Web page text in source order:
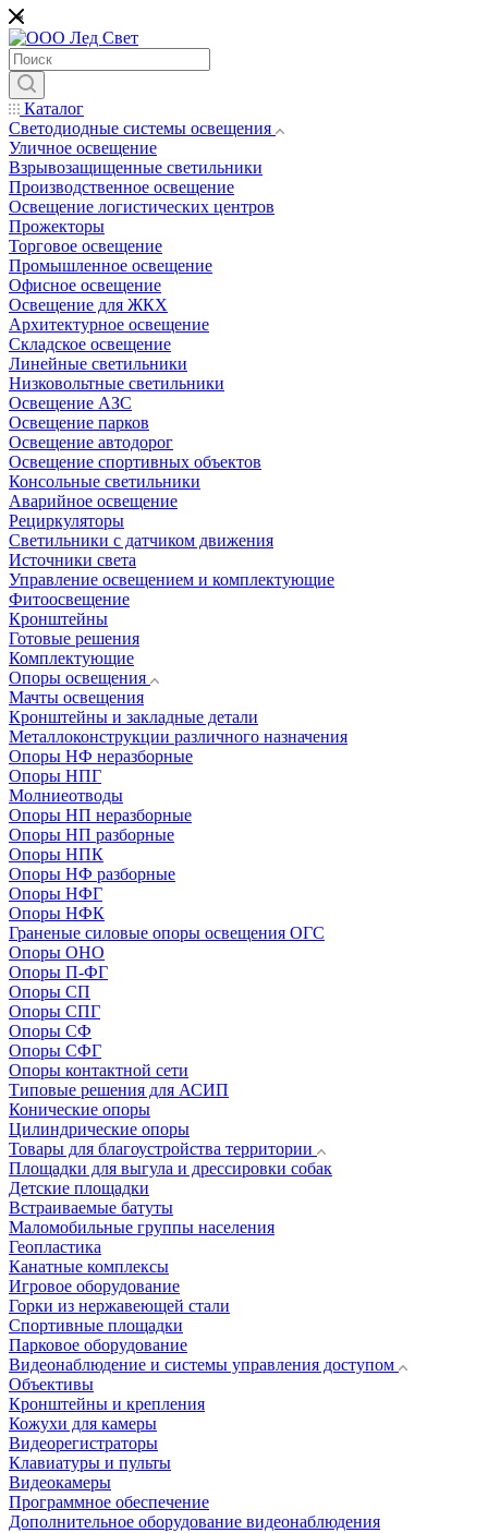
Каталог
Светодиодные системы освещения
Уличное освещение
Взрывозащищенные светильники
Производственное освещение
Освещение логистических центров
Прожекторы
Торговое освещение
Промышленное освещение
Офисное освещение
Освещение для ЖКХ
Архитектурное освещение
Складское освещение
Линейные светильники
Низковольтные светильники
Освещение АЗС
Освещение парков
Освещение автодорог
Освещение спортивных объектов
Консольные светильники
Аварийное освещение
Рециркуляторы
Светильники с датчиком движения
Источники света
Управление освещением и комплектующие
Фитоосвещение
Кронштейны
Готовые решения
Комплектующие
Опоры освещения
Мачты освещения
Кронштейны и закладные детали
Металлоконструкции различного назначения
Опоры НФ неразборные
Опоры НПГ
Молниеотводы
Опоры НП неразборные
Опоры НП разборные
Опоры НПК
Опоры НФ разборные
Опоры НФГ
Опоры НФК
Граненые силовые опоры освещения ОГС
Опоры ОНО
Опоры П-ФГ
Опоры СП
Опоры СПГ
Опоры СФ
Опоры СФГ
Опоры контактной сети
Типовые решения для АСИП
Конические опоры
Цилиндрические опоры
Товары для благоустройства территории
Площадки для выгула и дрессировки собак
Детские площадки
Встраиваемые батуты
Маломобильные группы населения
Геопластика
Канатные комплексы
Игровое оборудование
Горки из нержавеющей стали
Спортивные площадки
Парковое оборудование
Видеонаблюдение и системы управления доступом
Объективы
Кронштейны и крепления
Кожухи для камеры
Видеорегистраторы
Клавиатуры и пульты
Видеокамеры
Программное обеспечение
Дополнительное оборудование видеонаблюдения
*